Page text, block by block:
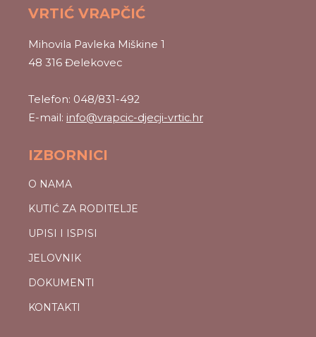
VRTIĆ VRAPČIĆ
Mihovila Pavleka Miškine 1
48 316 Đelekovec
Telefon: 048/831-492
E-mail: info@vrapcic-djecji-vrtic.hr
IZBORNICI
O NAMA
KUTIĆ ZA RODITELJE
UPISI I ISPISI
JELOVNIK
DOKUMENTI
KONTAKTI